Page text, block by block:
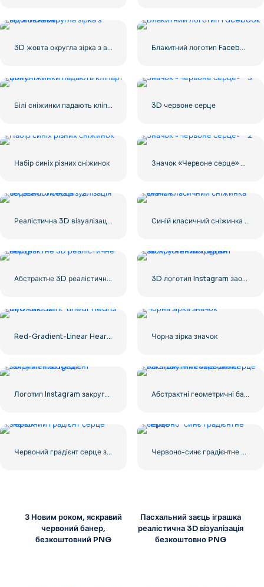
3D жовта округла зірка з відблисками Блакитний логотип Facebook F
Білі сніжинки падають кліпарт фону 3D червоне серце
Набір синіх різних сніжинок Значок «Червоне серце» – 2
Реалістична 3D візуалізація Червоне серце – 2 Синій класичний сніжинка значок
Абстрактне 3D реалістичне серце 3D логотип Instagram заокруглений градієнт
Red-Gradient-Linear Hearts UI/UX Kit – 2 Чорна зірка значок
Логотип Instagram закруглений градієнт Абстрактні геометричні багатокутник червоне серце
Червоний градієнт серце значок Червоно-синє градієнтне серце
З Новим роком, яскравий
червоний банер,
безкоштовний PNG
Пасхальний заєць іграшка
реалістична 3D візуалізація
безкоштовно PNG